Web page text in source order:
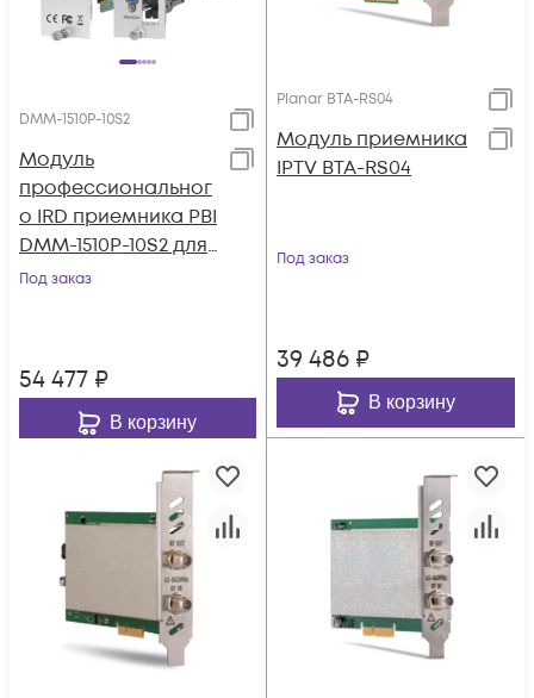
DMM-1510P-10S2
Модуль
профессиональног
о IRD приемника PBI
DMM-1510P-10S2 для
цифровой ГС PBI
Под заказ
54 477 ₽
В корзину
Planar BTA-RS04
Модуль приемника
IPTV BTA-RS04
Под заказ
39 486 ₽
В корзину